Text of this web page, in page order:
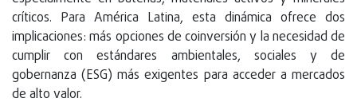
críticos. Para América Latina, esta dinámica ofrece dos
implicaciones: más opciones de coinversión y la necesidad de
cumplir con estándares ambientales, sociales y de
gobernanza (ESG) más exigentes para acceder a mercados
de alto valor.